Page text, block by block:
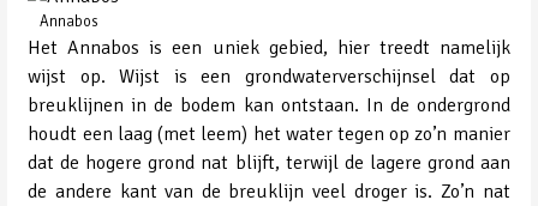
Annabos
Het Annabos is een uniek gebied, hier treedt namelijk
wijst op. Wijst is een grondwaterverschijnsel dat op
breuklijnen in de bodem kan ontstaan. In de ondergrond
houdt een laag (met leem) het water tegen op zo’n manier
dat de hogere grond nat blijft, terwijl de lagere grond aan
de andere kant van de breuklijn veel droger is. Zo’n nat